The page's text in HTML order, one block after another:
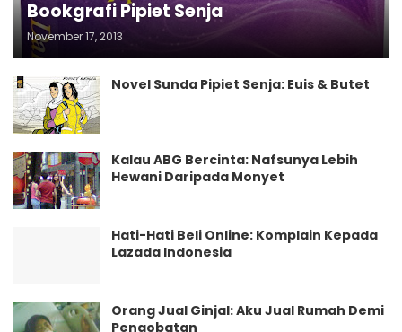
Bookgrafi Pipiet Senja
November 17, 2013
Novel Sunda Pipiet Senja: Euis & Butet
Kalau ABG Bercinta: Nafsunya Lebih
Hewani Daripada Monyet
Hati-Hati Beli Online: Komplain Kepada
Lazada Indonesia
Orang Jual Ginjal: Aku Jual Rumah Demi
Pengobatan